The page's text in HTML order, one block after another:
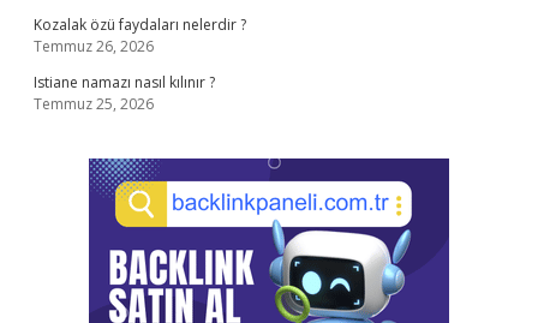
Kozalak özü faydaları nelerdir ?
Temmuz 26, 2026
Istiane namazı nasıl kılınır ?
Temmuz 25, 2026